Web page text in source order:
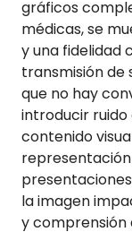
gráficos
médicas, se
y una fidelidad
transmisión de
que no hay
introducir ruido
contenido
la imagen
y comprensión